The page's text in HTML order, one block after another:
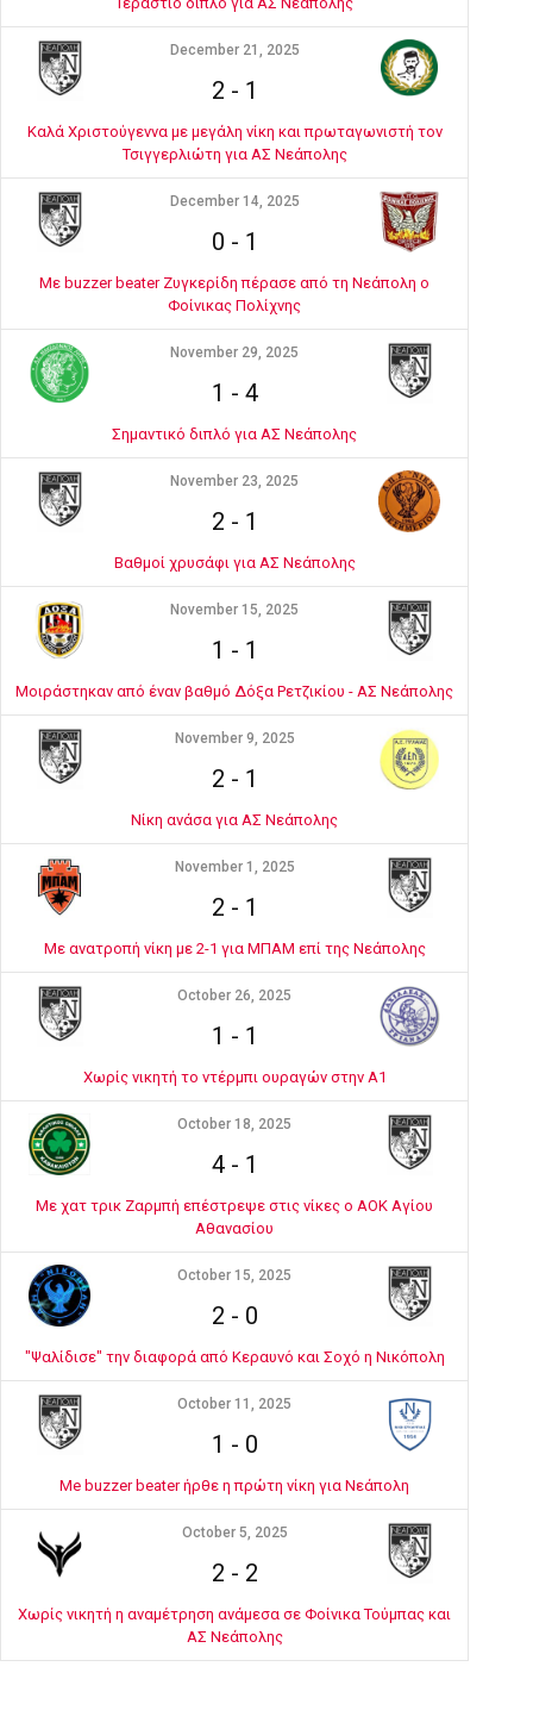
December 21, 2025
2 - 1
Καλά Χριστούγεννα με μεγάλη νίκη και πρωταγωνιστή τον
Τσιγγερλιώτη για ΑΣ Νεάπολης
December 14, 2025
0 - 1
Με buzzer beater Ζυγκερίδη πέρασε από τη Νεάπολη ο
Φοίνικας Πολίχνης
November 29, 2025
1 - 4
Σημαντικό διπλό για ΑΣ Νεάπολης
November 23, 2025
2 - 1
Βαθμοί χρυσάφι για ΑΣ Νεάπολης
November 15, 2025
1 - 1
Μοιράστηκαν από έναν βαθμό Δόξα Ρετζικίου - ΑΣ Νεάπολης
November 9, 2025
2 - 1
Νίκη ανάσα για ΑΣ Νεάπολης
November 1, 2025
2 - 1
Με ανατροπή νίκη με 2-1 για ΜΠΑΜ επί της Νεάπολης
October 26, 2025
1 - 1
Χωρίς νικητή το ντέρμπι ουραγών στην Α1
October 18, 2025
4- 1
Με χατ τρικ Ζαρμπή επέστρεψε στις νίκες ο ΑΟΚ Αγίου
Αθανασίου
October 15, 2025
2 - 0
"Ψαλίδισε" την διαφορά από Κεραυνό και Σοχό η Νικόπολη
October 11, 2025
1 - 0
Me buzzer beater ήρθε η πρώτη νίκη για Νεάπολη
October 5, 2025
2 - 2
Χωρίς νικητή η αναμέτρηση ανάμεσα σε Φοίνικα Τούμπας και
ΑΣ Νεάπολης